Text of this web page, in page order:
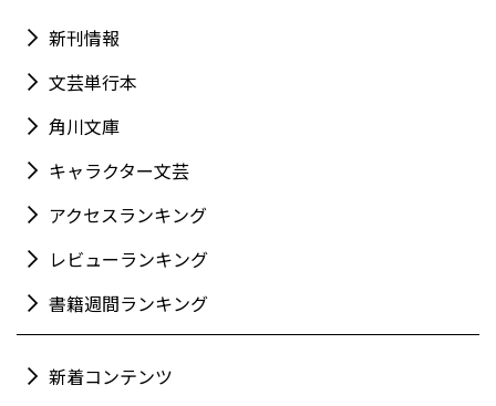
新刊情報
文芸単行本
角川文庫
キャラクター文芸
アクセスランキング
レビューランキング
書籍週間ランキング
新着コンテンツ